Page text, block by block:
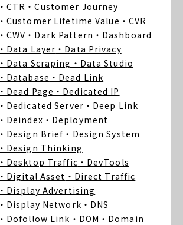
・CTR ・Customer Journey
・Customer Lifetime Value ・CVR
・CWV ・Dark Pattern ・Dashboard
・Data Layer ・Data Privacy
・Data Scraping ・Data Studio
・Database ・Dead Link
・Dead Page ・Dedicated IP
・Dedicated Server ・Deep Link
・Deindex ・Deployment
・Design Brief ・Design System
・Design Thinking
・Desktop Traffic ・DevTools
・Digital Asset ・Direct Traffic
・Display Advertising
・Display Network ・DNS
・Dofollow Link ・DOM ・Domain